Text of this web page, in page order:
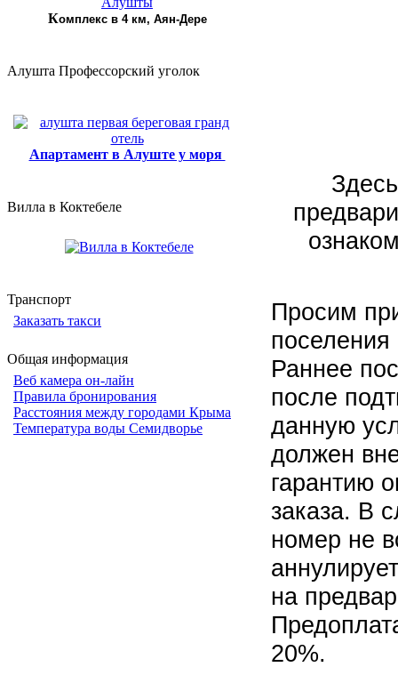
Комплекс в 4 км, Аян-Дере
Алушта Профессорский уголок
Апартамент в Алуште у моря
Вилла в Коктебеле
Транспорт
Заказать такси
Общая информация
Веб камера он-лайн
Правила бронирования
Расстояния между городами Крыма
Температура воды Семидворье
Просим
поселения
Раннее
после
данную
должен
гарантию
заказа. В
номер не
на
20%.